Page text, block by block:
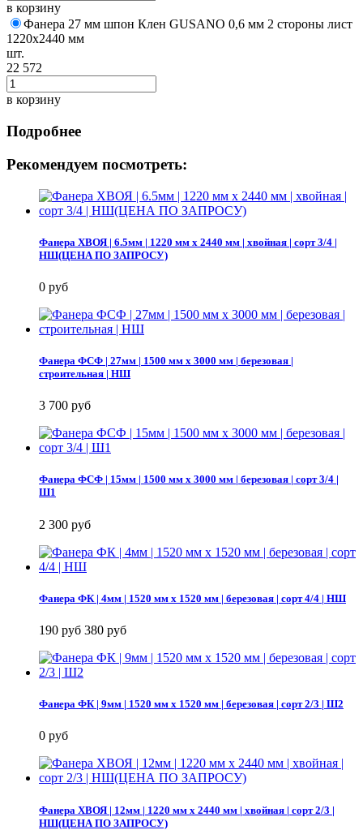
в корзину
Фанера 27 мм шпон Клен GUSANO 0,6 мм 2 стороны лист
1220х2440 мм
шт.
22 572
в корзину
Подробнее
Рекомендуем посмотреть:
Фанера ХВОЯ | 6.5мм | 1220 мм х 2440 мм | хвойная | сорт 3/4 |
НШ(ЦЕНА ПО ЗАПРОСУ)
0 руб
Фанера ФСФ | 27мм | 1500 мм х 3000 мм | березовая |
строительная | НШ
3 700 руб
Фанера ФСФ | 15мм | 1500 мм х 3000 мм | березовая | сорт 3/4 |
Ш1
2 300 руб
Фанера ФК | 4мм | 1520 мм х 1520 мм | березовая | сорт 4/4 | НШ
190 руб 380 руб
Фанера ФК | 9мм | 1520 мм х 1520 мм | березовая | сорт 2/3 | Ш2
0 руб
Фанера ХВОЯ | 12мм | 1220 мм х 2440 мм | хвойная | сорт 2/3 |
НШ(ЦЕНА ПО ЗАПРОСУ)